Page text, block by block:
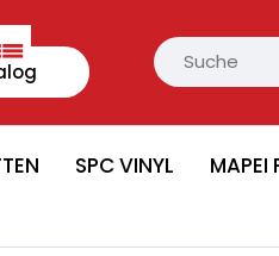
SPC VINYL MAPEI